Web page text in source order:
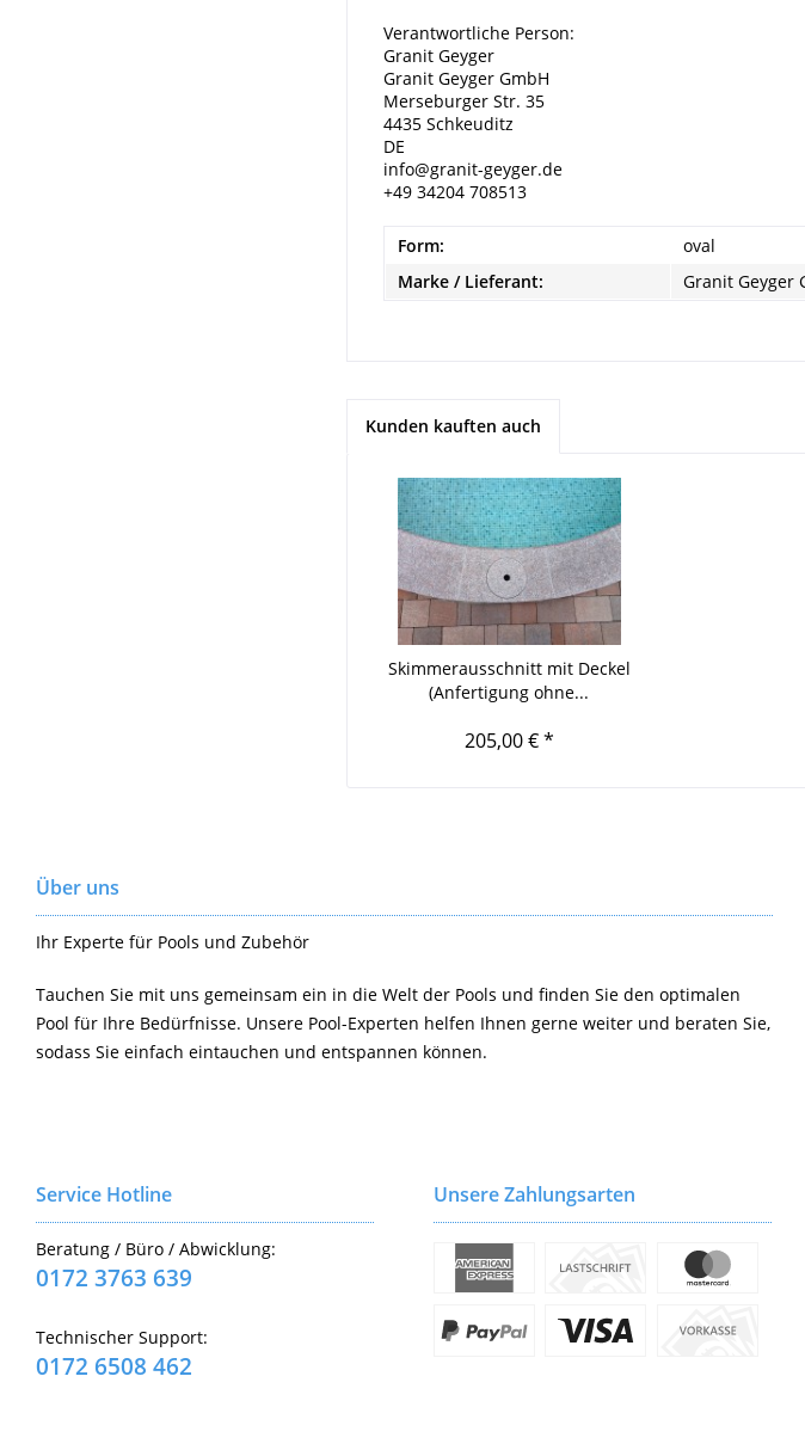
Verantwortliche Person:
Granit Geyger
Granit Geyger GmbH
Merseburger Str. 35
4435 Schkeuditz
DE
info@granit-geyger.de
+49 34204 708513
Form:
oval
Marke / Lieferant:
Granit Geyger
Kunden kauften auch
Skimmerausschnitt mit Deckel
(Anfertigung ohne...
205,00 € *
Über uns
Ihr Experte für Pools und Zubehör
Tauchen Sie mit uns gemeinsam ein in die Welt der Pools und finden Sie den optimalen
Pool für Ihre Bedürfnisse. Unsere Pool-Experten helfen Ihnen gerne weiter und beraten Sie,
sodass Sie einfach eintauchen und entspannen können.
Service Hotline
Beratung / Büro / Abwicklung:
0172 3763 639
Technischer Support:
0172 6508 462
Unsere Zahlungsarten